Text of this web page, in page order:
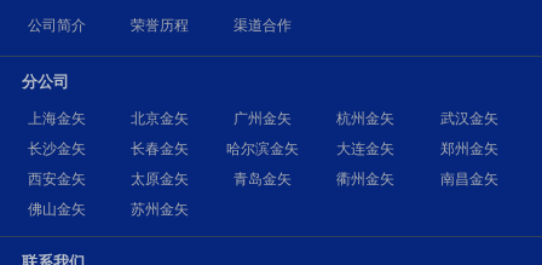
公司简介 荣誉历程 渠道合作
分公司
上海金矢 北京金矢 广州金矢 杭州金矢
武汉金矢
长沙金矢
长春金矢 哈尔滨金矢 大连金矢
郑州金矢
西安金矢
太原金矢 青岛金矢 衢州金矢
南昌金矢
佛山金矢
苏州金矢